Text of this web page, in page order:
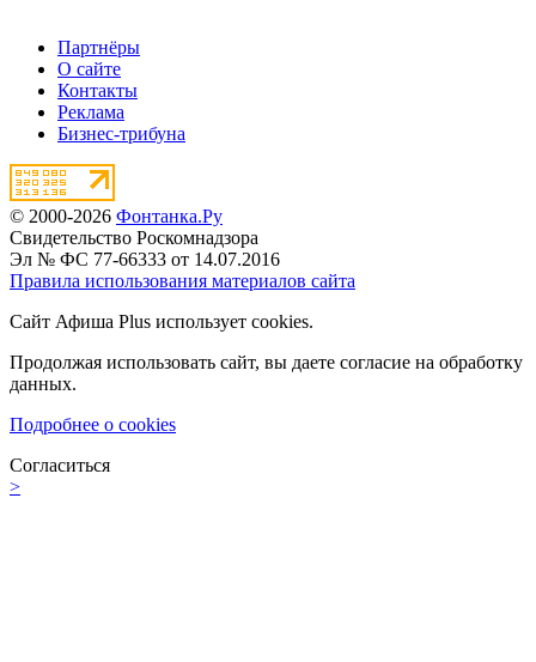
Партнёры
О сайте
Контакты
Реклама
Бизнес-трибуна
© 2000-2026 Фонтанка.Ру
Свидетельство Роскомнадзора
Эл № ФС 77-66333 от 14.07.2016
Правила использования материалов сайта
Сайт Афиша Plus использует cookies.
Продолжая использовать сайт, вы даете согласие на обработку
данных.
Подробнее о cookies
Согласиться
>